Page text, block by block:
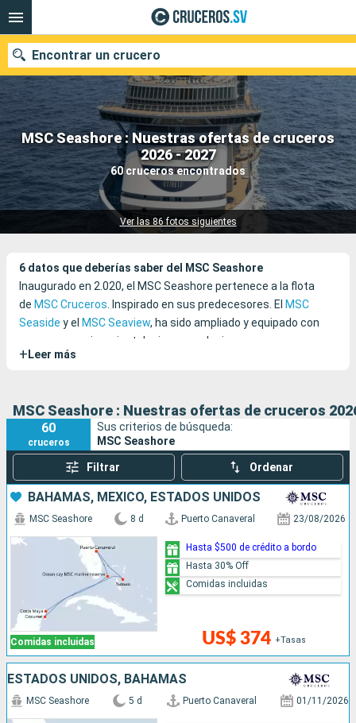
MSC Seashore : Nuestras ofertas de cruceros
2026 - 2027
60 cruceros encontrados
Ver las 86 fotos siguientes
Encontrar un crucero
Nuestros destinos
Fecha de salida
Compañías
6 datos que deberías saber del MSC Seashore
Inaugurado en 2.020, el MSC Seashore pertenece a la flota
de MSC Cruceros. Inspirado en sus predecesores. El MSC
Seaside y el MSC Seaview, ha sido ampliado y equipado con
nuevos espacios e instalaciones exclusivas.
+ Leer más
MSC Seashore : Nuestras ofertas de cruceros
60
cruceros
Sus criterios de búsqueda:
MSC Seashore
Filtrar Ordenar
BAHAMAS, MÉXICO, ESTADOS UNIDOS
Comidas incluidas
MSC Seashore 8 d Puerto Canaveral 23/08/2026
US$ 374 +Tasas
Hasta $500 de crédito a bordo
Hasta 30% Off
Comidas incluidas
ESTADOS UNIDOS, BAHAMAS
MSC Seashore 5 d Puerto Canaveral 01/11/2026